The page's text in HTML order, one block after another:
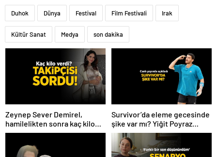
Duhok Dünya Festival Film Festivali Irak
Kültür Sanat Medya son dakika
Zeynep Sever Demirel,
hamilelikten sonra kaç kilo
verdiğini açıkladı! ‘Yaza kadar
Survivor’da eleme gecesinde
şike var mı? Yiğit Poyraz
düelloda Volkan’la
yaşananları ilk kez anlattı!